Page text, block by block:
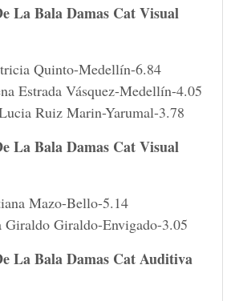
La Bala Damas Cat Visual
Quinto-Medellín-6.84
Estrada Vásquez-Medellín-4.05
Ruiz Marin-Yarumal-3.78
La Bala Damas Cat Visual
Mazo-Bello-5.14
Giraldo-Envigado-3.05
La Bala Damas Cat Auditiva